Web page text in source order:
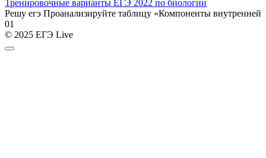
Тренировочные варианты ЕГЭ 2022 по биологии
Решу егэ Проанализируйте таблицу «Компоненты внутренней
01
© 2025 ЕГЭ Live